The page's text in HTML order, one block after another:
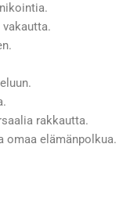
rakkautta.
omaa elämänpolkua.